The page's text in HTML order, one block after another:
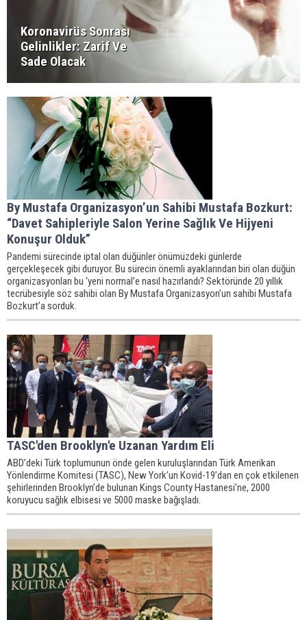
Koronavirüs Sonrası
Gelinlikler: Zarif Ve
Sade Olacak
By Mustafa Organizasyon’un Sahibi Mustafa Bozkurt:
“Davet Sahipleriyle Salon Yerine Sağlık Ve Hijyeni
Konuşur Olduk”
Pandemi sürecinde iptal olan düğünler önümüzdeki günlerde
gerçekleşecek gibi duruyor. Bu sürecin önemli ayaklarından biri olan düğün
organizasyonları bu ‘yeni normal’e nasıl hazırlandı? Sektöründe 20 yıllık
tecrübesiyle söz sahibi olan By Mustafa Organizasyon’un sahibi Mustafa
Bozkurt’a sorduk.
TASC'den Brooklyn'e Uzanan Yardım Eli
ABD’deki Türk toplumunun önde gelen kuruluşlarından Türk Amerikan
Yönlendirme Komitesi (TASC), New York’un Kovid-19’dan en çok etkilenen
şehirlerinden Brooklyn’de bulunan Kings County Hastanesi’ne, 2000
koruyucu sağlık elbisesi ve 5000 maske bağışladı.